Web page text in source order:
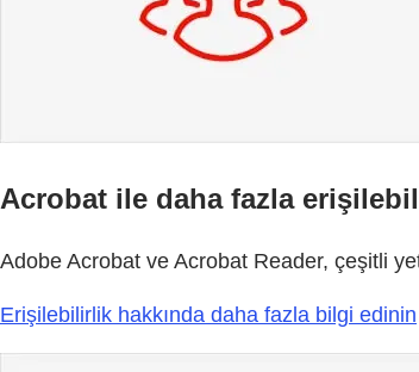
Acrobat ile daha fazla
Adobe Acrobat ve Acrobat Reader, çeşitli
Erişilebilirlik hakkında daha fazla bilgi edinin